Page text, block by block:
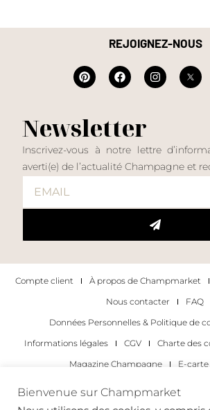
REJOIGNEZ-NOUS
Newsletter
Inscrivez-vous à notre lettre
averti(e) de l’actualité Champagne et
Compte client À propos de Champmarket
Nous contacter
FAQ
Données Personnelles & Politique de
Informations légales
CGV Charte des
Magazine Champagne
E-
Les occasions pour déguster du champagne
Bienvenue sur Champmarket